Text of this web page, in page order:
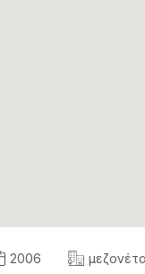
2006